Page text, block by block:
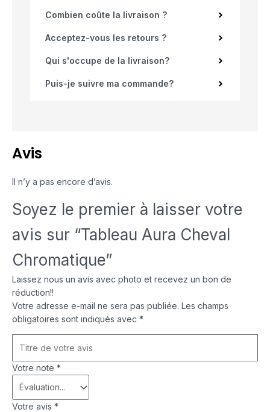
Combien coûte la livraison ?
Acceptez-vous les retours ?
Qui s'occupe de la livraison?
Puis-je suivre ma commande?
Avis
Il n’y a pas encore d’avis.
Soyez le premier à laisser votre
avis sur “Tableau Aura Cheval
Chromatique”
Laissez nous un avis avec photo et recevez un bon de
réduction!!
Votre adresse e-mail ne sera pas publiée. Les champs
obligatoires sont indiqués avec *
Votre note *
Votre avis *